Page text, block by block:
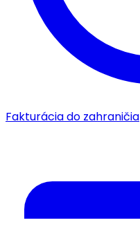
Fakturácia do zahraničia